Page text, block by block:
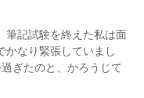
筆記試験を終えた私は面
かなり緊張していまし
ぎたのと、かろうじて